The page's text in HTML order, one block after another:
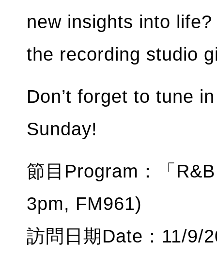
new insights into
the recording studio
Don’t forget to tune
Sunday!
節目Program：「
3pm, FM961)
訪問日期Date：11/9/